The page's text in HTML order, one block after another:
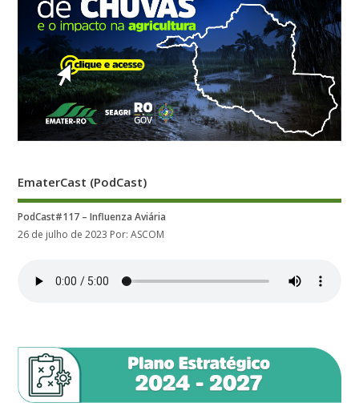
EmaterCast (PodCast)
PodCast#117 – Influenza Aviária
26 de julho de 2023 Por: ASCOM